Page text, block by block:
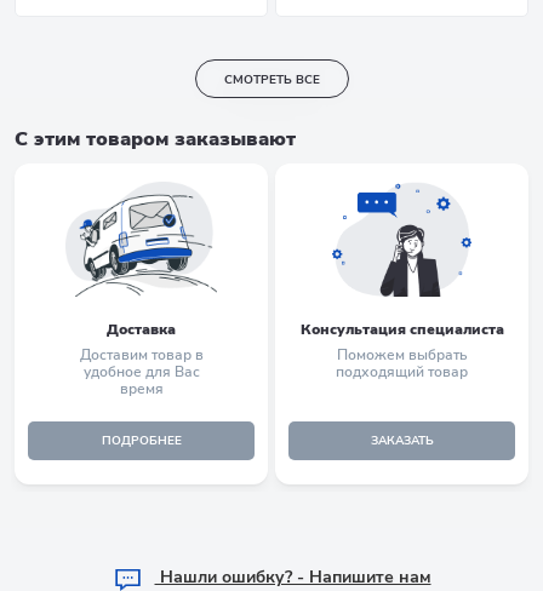
СМОТРЕТЬ ВСЕ
С этим товаром заказывают
Доставка
Доставим товар в
удобное для Вас
время
ПОДРОБНЕЕ
Консультация специалиста
Поможем выбрать
подходящий товар
ЗАКАЗАТЬ
Hашли ошибку? - Напишите нам